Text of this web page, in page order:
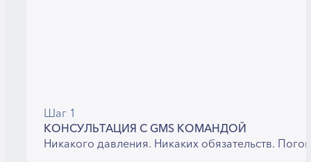
Шаг 1
КОНСУЛЬТАЦИЯ С GMS КОМАНДОЙ
Никакого давления. Никаких обязательств.